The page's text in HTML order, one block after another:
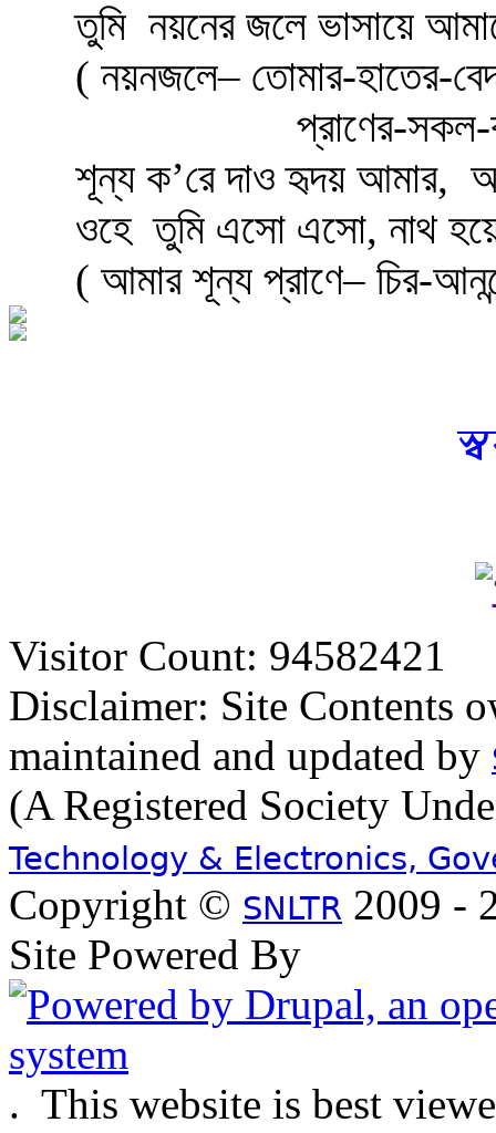
তুমি নয়নের জলে ভাসায়ে
( নয়নজলে– তোমার-হাতের-
প্রাণের-
শূন্য ক’রে দাও হৃদয় আমার,
ওহে তুমি এসো এসো, নাথ
( আমার শূন্য প্রাণে– চির-
Visitor Count: 94582421
Disclaimer: Site Contents
maintained and updated by
(A Registered Society
Technology & Electronics,
Copyright © SNLTR 2009 -
Site Powered By
. This website is best